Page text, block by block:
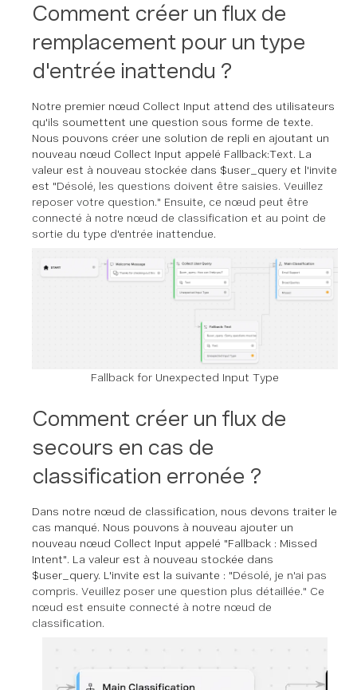
Comment créer un flux de
remplacement pour un type
d'entrée inattendu ?
Notre premier nœud Collect Input attend des utilisateurs
qu'ils soumettent une question sous forme de texte.
Nous pouvons créer une solution de repli en ajoutant un
nouveau nœud Collect Input appelé Fallback:Text. La
valeur est à nouveau stockée dans $user_query et l'invite
est "Désolé, les questions doivent être saisies. Veuillez
reposer votre question." Ensuite, ce nœud peut être
connecté à notre nœud de classification et au point de
sortie du type d'entrée inattendue.
Fallback for Unexpected Input Type
Comment créer un flux de
secours en cas de
classification erronée ?
Dans notre nœud de classification, nous devons traiter le
cas manqué. Nous pouvons à nouveau ajouter un
nouveau nœud Collect Input appelé "Fallback : Missed
Intent". La valeur est à nouveau stockée dans
$user_query. L'invite est la suivante : "Désolé, je n'ai pas
compris. Veuillez poser une question plus détaillée." Ce
nœud est ensuite connecté à notre nœud de
classification.